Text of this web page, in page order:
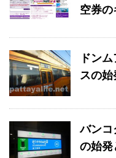
空券の
ドン
スの始
バンコ
の始発